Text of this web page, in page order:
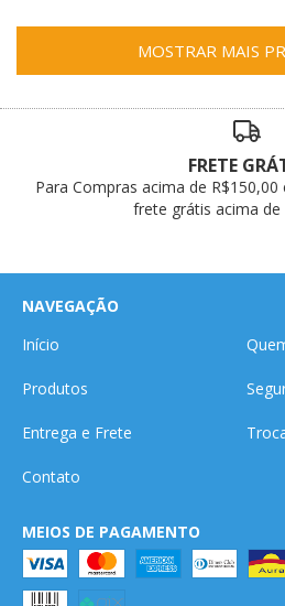
MOSTRAR MAIS
FRETE
Para Compras acima de
frete grátis acima de
NAVEGAÇÃO
Início
Produtos
Entrega e Frete
Contato
MEIOS DE PAGAMENTO